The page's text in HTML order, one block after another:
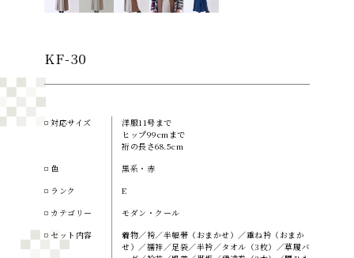
KF-30
対応サイズ
洋服11号まで
ヒップ99cmまで
裄の長さ68.5cm
色
黒系・赤
ランク
E
カテゴリー
モダン・クール
セット内容
着物／袴／半幅帯（おまかせ）／重ね衿（おまか
せ）／襦袢／足袋／半衿／タオル（3枚）／草履バ